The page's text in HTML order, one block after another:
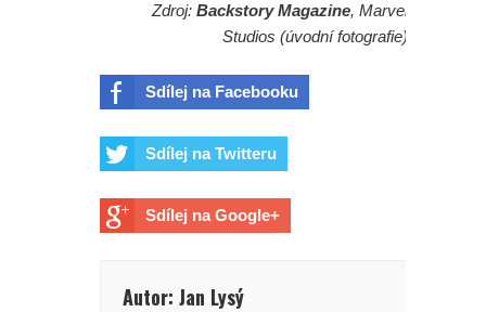
Zdroj: Backstory Magazine, Marvel
Studios (úvodní fotografie)
Sdílej na Facebooku
Sdílej na Twitteru
Sdílej na Google+
Autor: Jan Lysý